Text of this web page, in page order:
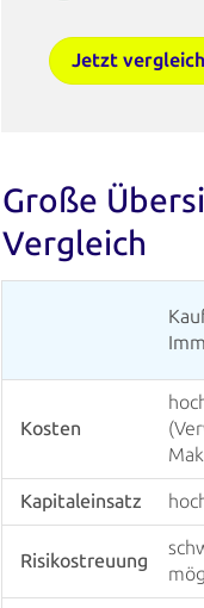
Jetzt
Große
Vergleich
Kosten
Kapitaleinsatz
Risikostreuung